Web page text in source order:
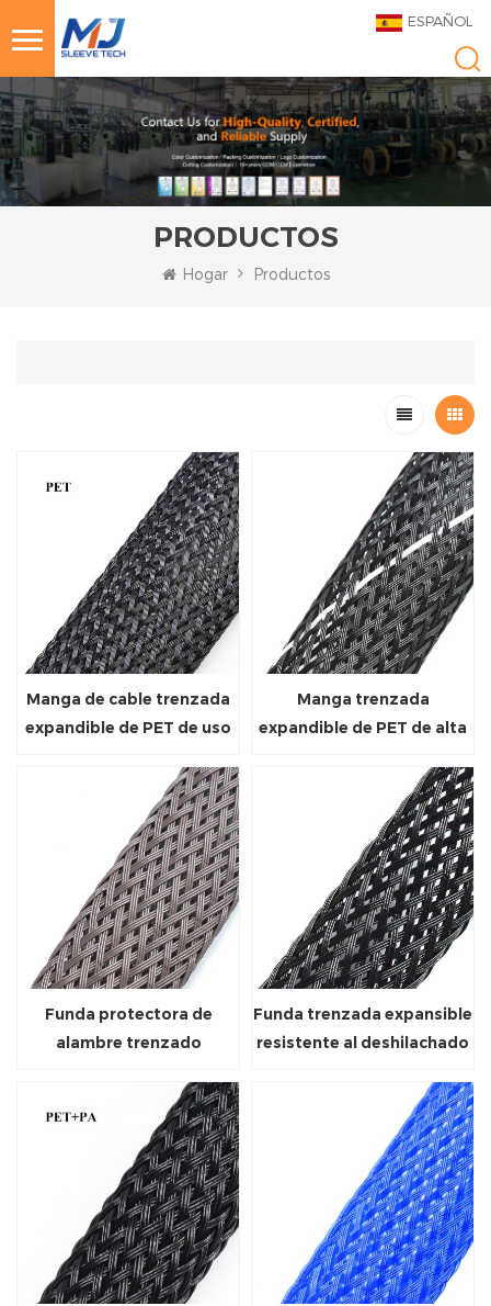
ESPAÑOL
PRODUCTOS
Hogar Productos
Manga de cable trenzada
expandible de PET de uso
Manga trenzada
expandible de PET de alta
Funda protectora de
alambre trenzado
Funda trenzada expansible
resistente al deshilachado